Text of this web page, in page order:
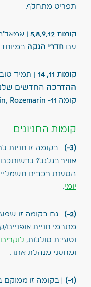
תפריט מתחלף.
קומות 5,8,9,12
|
עם חדרי הנקה
קומות 11, 14 | תמיד
ההדרכה
קומה 11- Timin, Rozemarin , קומה 14- Gal, Peleg.
קומות החניונים
(3-)
| בקומה זו חניות
אוויר בגלגל?
הטענת רכבים
יומי.
(2-)
| גם בקומה זו
מתחמי חניית
וטעינת סוללות,
ומחסני מנהלת אתר.
(1-)
| בקומה זו